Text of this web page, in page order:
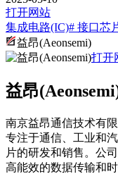
打开网站
集成电路(IC)# 接口芯
益昂(Aeonsemi)
打开
益昂
南京益昂通信技术有
专注于通信、工业和
片的研发和销售。公
高能效的数据传输和